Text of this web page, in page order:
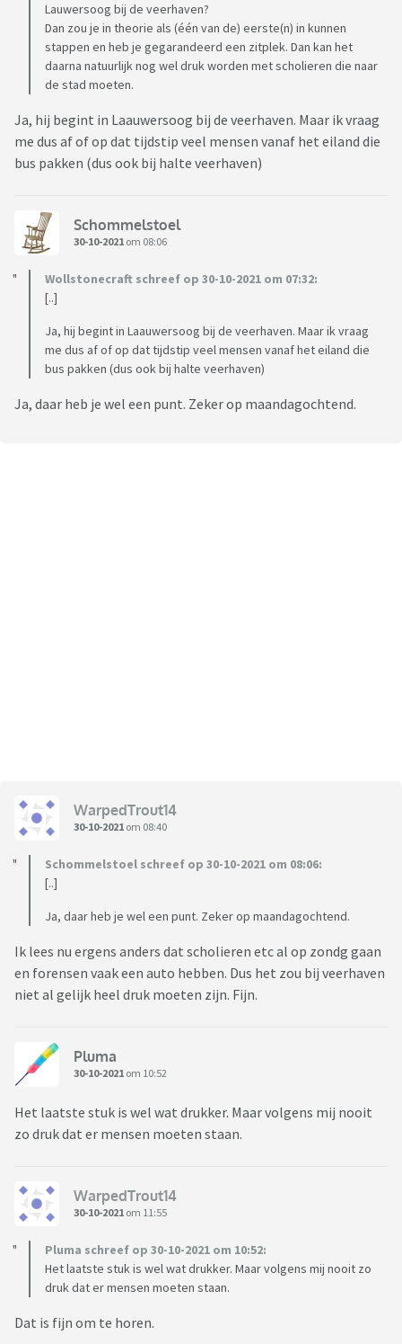
Lauwersoog bij de veerhaven?
Dan zou je in theorie als (één van de) eerste(n) in kunnen
stappen en heb je gegarandeerd een zitplek. Dan kan het
daarna natuurlijk nog wel druk worden met scholieren die naar
de stad moeten.
Ja, hij begint in Laauwersoog bij de veerhaven. Maar ik vraag
me dus af of op dat tijdstip veel mensen vanaf het eiland die
bus pakken (dus ook bij halte veerhaven)
Schommelstoel
30-10-2021 om 08:06
Wollstonecraft schreef op 30-10-2021 om 07:32:
[..]
Ja, hij begint in Laauwersoog bij de veerhaven. Maar ik vraag
me dus af of op dat tijdstip veel mensen vanaf het eiland die
bus pakken (dus ook bij halte veerhaven)
Ja, daar heb je wel een punt. Zeker op maandagochtend.
WarpedTrout14
30-10-2021 om 08:40
Schommelstoel schreef op 30-10-2021 om 08:06:
[..]
Ja, daar heb je wel een punt. Zeker op maandagochtend.
Ik lees nu ergens anders dat scholieren etc al op zondg gaan
en forensen vaak een auto hebben. Dus het zou bij veerhaven
niet al gelijk heel druk moeten zijn. Fijn.
Pluma
30-10-2021 om 10:52
Het laatste stuk is wel wat drukker. Maar volgens mij nooit
zo druk dat er mensen moeten staan.
WarpedTrout14
30-10-2021 om 11:55
Pluma schreef op 30-10-2021 om 10:52:
Het laatste stuk is wel wat drukker. Maar volgens mij nooit zo
druk dat er mensen moeten staan.
Dat is fijn om te horen.